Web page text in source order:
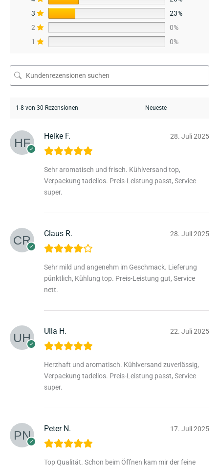
3
23%
2
0%
1
0%
1-8 von 30 Rezensionen
Heike F. 28. Juli 2025
Sehr aromatisch und frisch. Kühlversand top,
Verpackung tadellos. Preis-Leistung passt, Service
super.
Claus R. 28. Juli 2025
Sehr mild und angenehm im Geschmack. Lieferung
pünktlich, Kühlung top. Preis-Leistung gut, Service
nett.
Ulla H. 22. Juli 2025
Herzhaft und aromatisch. Kühlversand zuverlässig,
Verpackung tadellos. Preis-Leistung passt, Service
super.
Peter N. 17. Juli 2025
Top Qualität. Schon beim Öffnen kam mir der feine